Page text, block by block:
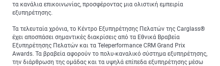
τα κανάλια επικοινωνίας, προσφέροντας μια ολιστική εμπειρία
εξυπηρέτησης.
Τα τελευταία χρόνια, το Κέντρο Εξυπηρέτησης Πελατών της Carglass®
έχει αποσπάσει σημαντικές διακρίσεις από τα Εθνικά Βραβεία
Εξυπηρέτησης Πελατών και τα Teleperformance CRM Grand Prix
Awards. Τα βραβεία αφορούν το πολυ-καναλικό σύστημα εξυπηρέτησης,
την διάρθρωση της ομάδας και τα υψηλά επίπεδα εξυπηρέτησης μέσω